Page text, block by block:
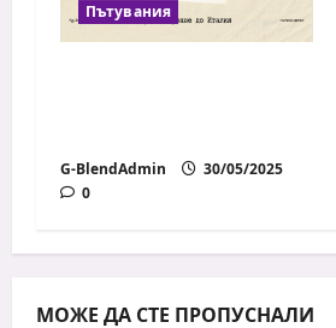
Пътувания
G-BlendAdmin
30/05/2025
0
МОЖЕ ДА СТЕ ПРОПУСНАЛИ